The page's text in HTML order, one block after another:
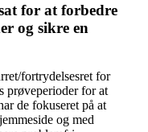
for at forbedre
og sikre en
fortrydelsesret for
prøveperioder for at
de fokuseret på at
og med